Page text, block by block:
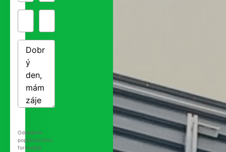
Odesláním
poptávkového
formuláře